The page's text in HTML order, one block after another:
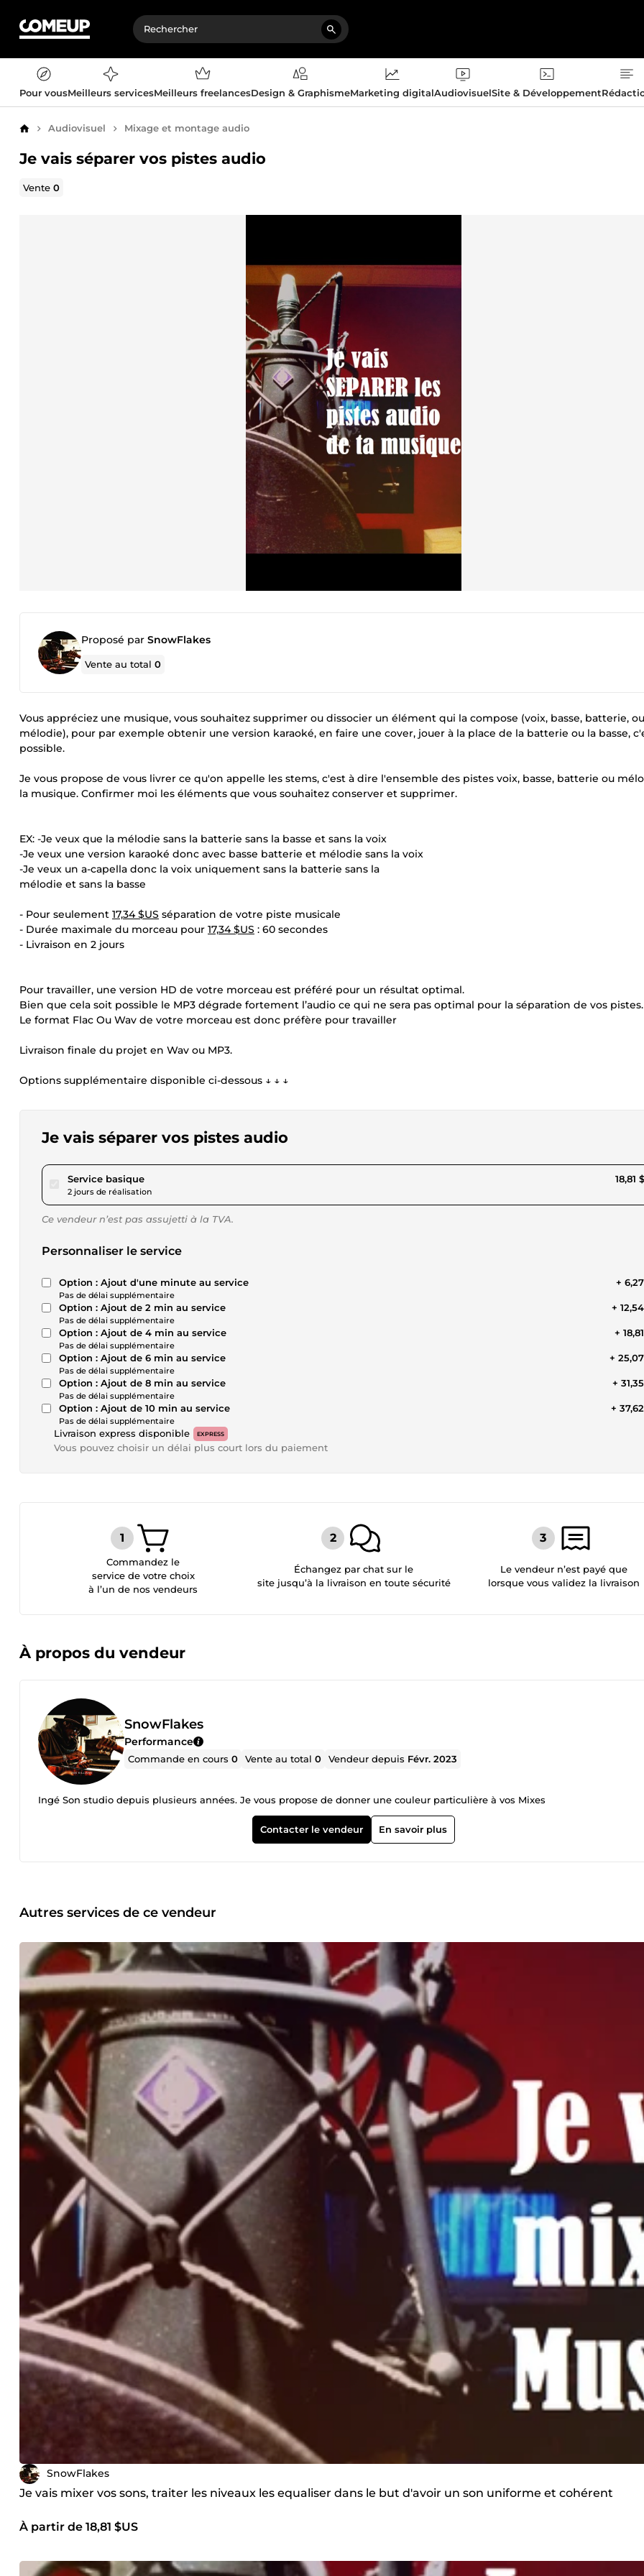
Pour vousMeilleurs servicesMeilleurs freelancesDesign & GraphismeMarketing digitalAudiovisuelSite & Développement
AccueilAudiovisuel Mixage et montage audio
Je vais séparer vos pistes audio
Vente0
Proposé par SnowFlakes
Vente au total0
Vous appréciez une musique, vous souhaitez supprimer ou dissocier un élément qui la compose (voix, basse, batterie, ou
mélodie), pour par exemple obtenir une version karaoké, en faire une cover, jouer à la place de la batterie ou la basse,
possible.
Je vous propose de vous livrer ce qu'on appelle les stems, c'est à dire l'ensemble des pistes voix, basse, batterie ou
la musique. Confirmer moi les éléments que vous souhaitez conserver et supprimer.
EX: -Je veux que la mélodie sans la batterie sans la basse et sans la voix
-Je veux une version karaoké donc avec basse batterie et mélodie sans la voix
-Je veux un a-capella donc la voix uniquement sans la batterie sans la
mélodie et sans la basse
- Pour seulement 17,34 $US séparation de votre piste musicale
- Durée maximale du morceau pour 17,34 $US : 60 secondes
- Livraison en 2 jours
Pour travailler, une version HD de votre morceau est préféré pour un résultat optimal.
Bien que cela soit possible le MP3 dégrade fortement l’audio ce qui ne sera pas optimal pour la séparation de vos pistes.
Le format Flac Ou Wav de votre morceau est donc préfère pour travailler
Livraison finale du projet en Wav ou MP3.
Options supplémentaire disponible ci-dessous ↓ ↓ ↓
Je vais séparer vos pistes audio
Service basiquepour 17,34 $US
2 jours de réalisation
18,81
Ce vendeur n’est pas assujetti à la TVA.
Personnaliser le service
Option : Ajout d'une minute au service
Pas de délai supplémentaire
+
Option : Ajout de 2 min au service
Pas de délai supplémentaire
+
Option : Ajout de 4 min au service
Pas de délai supplémentaire
+
Option : Ajout de 6 min au service
Pas de délai supplémentaire
+
Option : Ajout de 8 min au service
Pas de délai supplémentaire
+
Option : Ajout de 10 min au service
Pas de délai supplémentaire
+
Livraison express disponible EXPRESS
Vous pouvez choisir un délai plus court lors du paiement
Commandez le
service de votre choix
à l’un de nos vendeurs
Échangez par chat sur le
site jusqu’à la livraison en toute sécurité
Le vendeur n’est payé que
lorsque vous validez la livraison
À propos du vendeur
SnowFlakes
Performance
Commande en cours0 Vente au total0 Vendeur depuis Févr. 2023
Ingé Son studio depuis plusieurs années. Je vous propose de donner une couleur particulière à vos Mixes
Contacter le vendeur En savoir plus
Autres services de ce vendeur
SnowFlakes
Je vais mixer vos sons, traiter les niveaux les equaliser dans le but d'avoir un son uniforme et cohérent
À partir de 18,81 $US